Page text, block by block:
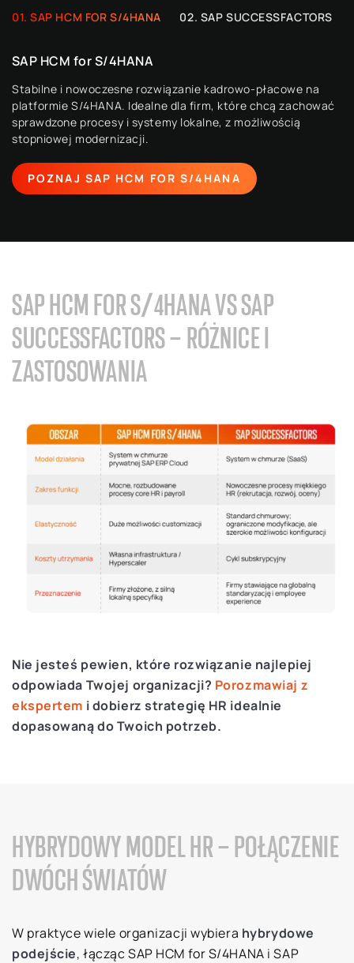
SAP HCM FOR S/4HANA SAP SUCCESSFACTORS
SAP HCM for S/4HANA
Stabilne i nowoczesne rozwiązanie kadrowo-płacowe na
platformie S/4HANA. Idealne dla firm, które chcą zachować
sprawdzone procesy i systemy lokalne, z możliwością
stopniowej modernizacji.
POZNAJ SAP HCM FOR S/4HANA
SAP HCM FOR S/4HANA VS SAP
SUCCESSFACTORS – RÓŻNICE I
ZASTOSOWANIA
Nie jesteś pewien, które rozwiązanie najlepiej
odpowiada Twojej organizacji? Porozmawiaj z
ekspertem i dobierz strategię HR idealnie
dopasowaną do Twoich potrzeb.
HYBRYDOWY MODEL HR – POŁĄCZENIE
DWÓCH ŚWIATÓW
W praktyce wiele organizacji wybiera hybrydowe
podejście, łącząc SAP HCM for S/4HANA i SAP